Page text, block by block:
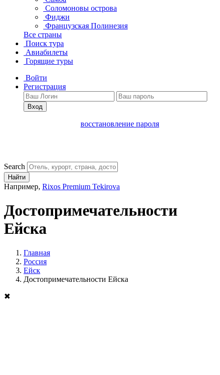
Соломоновы острова
Фиджи
Французская Полинезия
Все страны
Поиск тура
Авиабилеты
Горящие туры
Войти
Регистрация
Вход
восстановление пароля
Search
Найти
Например, Rixos Premium Tekirova
Достопримечательности
Ейска
Главная
Россия
Ейск
Достопримечательности Ейска
✖